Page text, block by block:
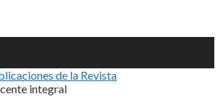
de la Revista
integral